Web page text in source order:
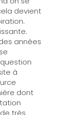
devient
années
à
dont